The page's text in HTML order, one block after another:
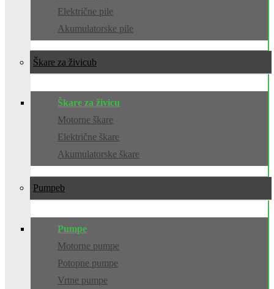
Električne pile
Akumulatorske pile
Škare za živicu
Škare za živicu
Motorne škare
Električne škare
Akumulatorske škare
Pumpe
Pumpe
Motorne pumpe
Potopne pumpe
Vrtne pumpe